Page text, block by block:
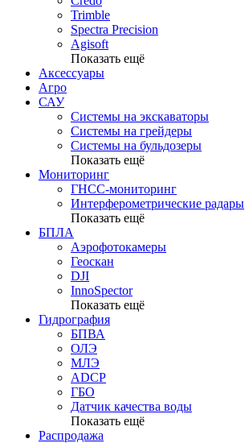
Trimble
Spectra Precision
Agisoft
Показать ещё
Аксессуары
Агро
САУ
Системы на экскаваторы
Системы на грейдеры
Системы на бульдозеры
Показать ещё
Мониторинг
ГНСС-мониторинг
Интерферометрические радары
Показать ещё
БПЛА
Аэрофотокамеры
Геоскан
DJI
InnoSpector
Показать ещё
Гидрография
БПВА
ОЛЭ
МЛЭ
ADCP
ГБО
Датчик качества воды
Показать ещё
Распродажа